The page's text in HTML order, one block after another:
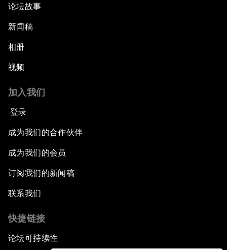
论坛故事
新闻稿
相册
视频
加入我们
登录
成为我们的合作伙伴
成为我们的会员
订阅我们的新闻稿
联系我们
快捷链接
论坛可持续性